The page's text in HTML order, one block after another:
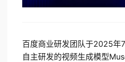
百度商业研发团队于2025年
自主研发的视频生成模型